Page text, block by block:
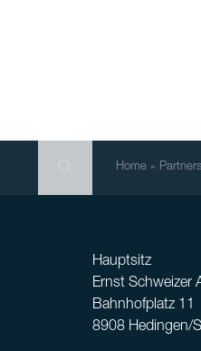
SearchHome » Partners
Hauptsitz
Ernst Schweizer
Bahnhofplatz 11
8908 Hedingen/